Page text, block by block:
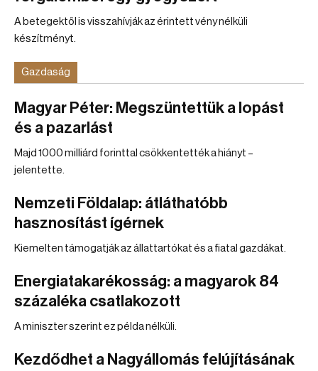
A betegektől is visszahívják az érintett vény nélküli
készítményt.
Gazdaság
Magyar Péter: Megszüntettük a lopást
és a pazarlást
Majd 1000 milliárd forinttal csökkentették a hiányt –
jelentette.
Nemzeti Földalap: átláthatóbb
hasznosítást ígérnek
Kiemelten támogatják az állattartókat és a fiatal gazdákat.
Energiatakarékosság: a magyarok 84
százaléka csatlakozott
A miniszter szerint ez példa nélküli.
Kezdődhet a Nagyállomás felújításának